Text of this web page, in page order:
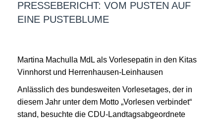
PRESSEBERICHT: VOM PUSTEN AUF
EINE PUSTEBLUME
Martina Machulla MdL als Vorlesepatin in den Kitas
Vinnhorst und Herrenhausen-Leinhausen
Anlässlich des bundesweiten Vorlesetages, der in
diesem Jahr unter dem Motto „Vorlesen verbindet“
stand, besuchte die CDU-Landtagsabgeordnete